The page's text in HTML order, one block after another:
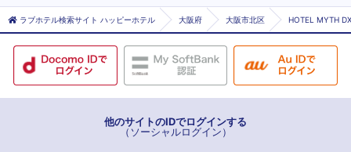
ラブホテル検索サイト ハッピーホテル 大阪府 大阪市北区 HOTEL MYTH
他のサイトのIDでログインする
（ソーシャルログイン）